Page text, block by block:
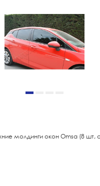
молдинги окон Omsa (8 шт,